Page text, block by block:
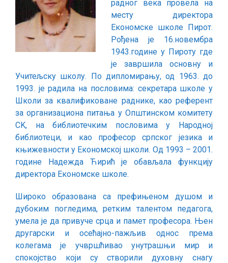
радног века провела на
месту директора
Економске школе Пирот.
Рођена је 16.новембра
1943.године у Пироту где
је завршила основну и
Учитељску школу. По дипломирању, од 1963. до
1993. је радила на пословима: секретара школе у
Школи за квалификоване раднике, као референт
за организациона питања у Општинском комитету
СK, на библиотечким пословима у Народној
библиотеци, и као професор српског језика и
књижевности у Економској школи. Од 1993 – 2001.
године Надежда Ћирић је обављала функцију
директора Економске школе.
Широко образована са префињеном душом и
дубоким погледима, ретким талентом педагога,
умела је да привуче срца и памет професора. Њен
другарски и осећајно-пажљив однос према
колегама је учвршћивао унутрашњи мир и
спокојство који су створили духовну снагу